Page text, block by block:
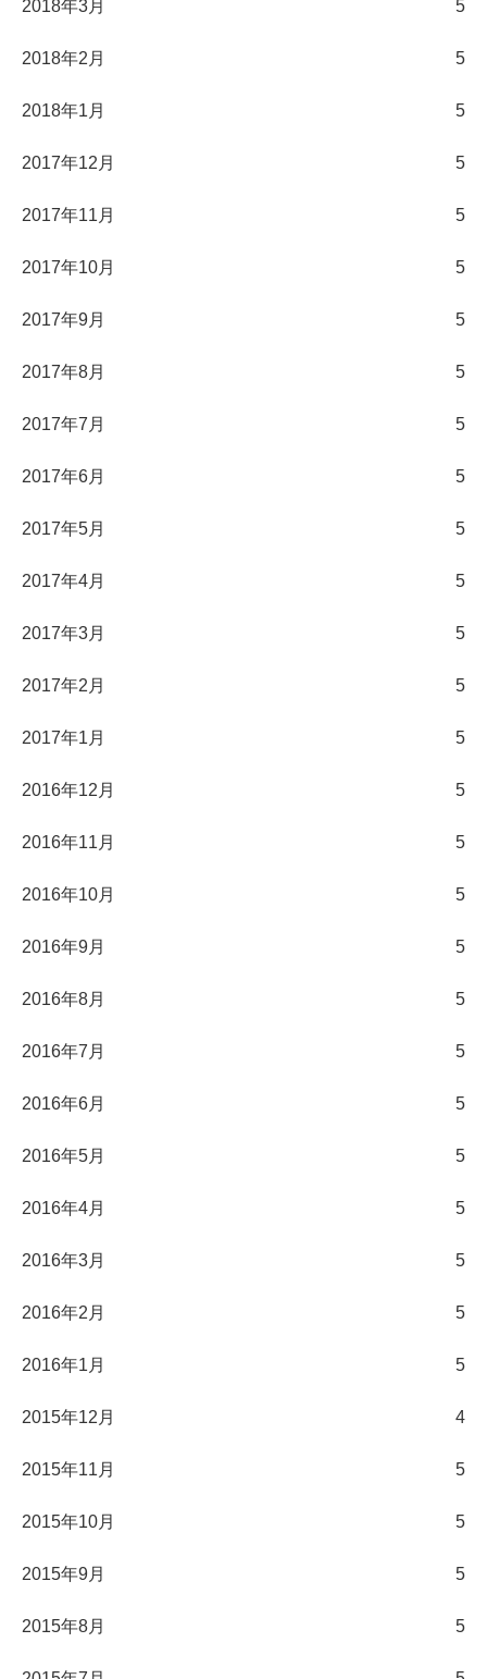
2018年3月 5
2018年2月 5
2018年1月 5
2017年12月 5
2017年11月 5
2017年10月 5
2017年9月 5
2017年8月 5
2017年7月 5
2017年6月 5
2017年5月 5
2017年4月 5
2017年3月 5
2017年2月 5
2017年1月 5
2016年12月 5
2016年11月 5
2016年10月 5
2016年9月 5
2016年8月 5
2016年7月 5
2016年6月 5
2016年5月 5
2016年4月 5
2016年3月 5
2016年2月 5
2016年1月 5
2015年12月 4
2015年11月 5
2015年10月 5
2015年9月 5
2015年8月 5